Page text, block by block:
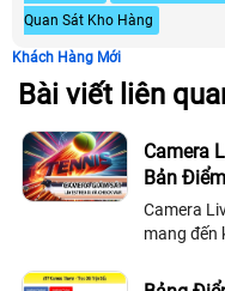
Quan Sát Kho Hàng
Khách Hàng Mới
Bài viết liên
Camera
Bản Điểm
Camera
mang đến
Cho phép